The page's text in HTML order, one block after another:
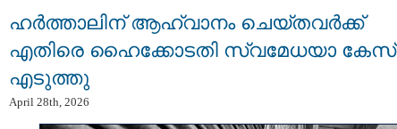
ഹര്‍ത്താലിന് ആഹ്വാനം ചെയ്തവര്‍ക്ക്
എതിരെ ഹൈക്കോടതി സ്വമേധയാ കേസ്
എടുത്തു
April 28th, 2026